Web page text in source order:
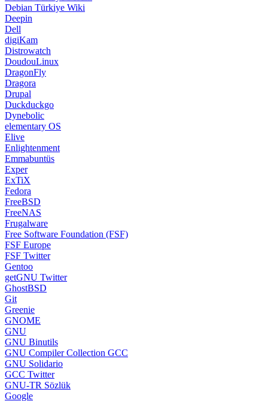
Debian Türkiye Wiki
Deepin
Dell
digiKam
Distrowatch
DoudouLinux
DragonFly
Dragora
Drupal
Duckduckgo
Dynebolic
elementary OS
Elive
Enlightenment
Emmabuntüs
Exper
ExTiX
Fedora
FreeBSD
FreeNAS
Frugalware
Free Software Foundation (FSF)
FSF Europe
FSF Twitter
Gentoo
getGNU Twitter
GhostBSD
Git
Greenie
GNOME
GNU
GNU Binutils
GNU Compiler Collection GCC
GNU Solidario
GCC Twitter
GNU-TR Sözlük
Google